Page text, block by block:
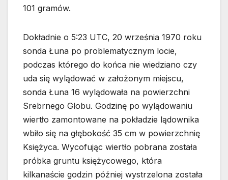
101 gramów.
Dokładnie o 5:23 UTC, 20 września 1970 roku
sonda Łuna po problematycznym locie,
podczas którego do końca nie wiedziano czy
uda się wylądować w założonym miejscu,
sonda Łuna 16 wylądowała na powierzchni
Srebrnego Globu. Godzinę po wylądowaniu
wiertło zamontowane na pokładzie lądownika
wbiło się na głębokość 35 cm w powierzchnię
Księżyca. Wycofując wiertło pobrana została
próbka gruntu księżycowego, która
kilkanaście godzin później wystrzelona została